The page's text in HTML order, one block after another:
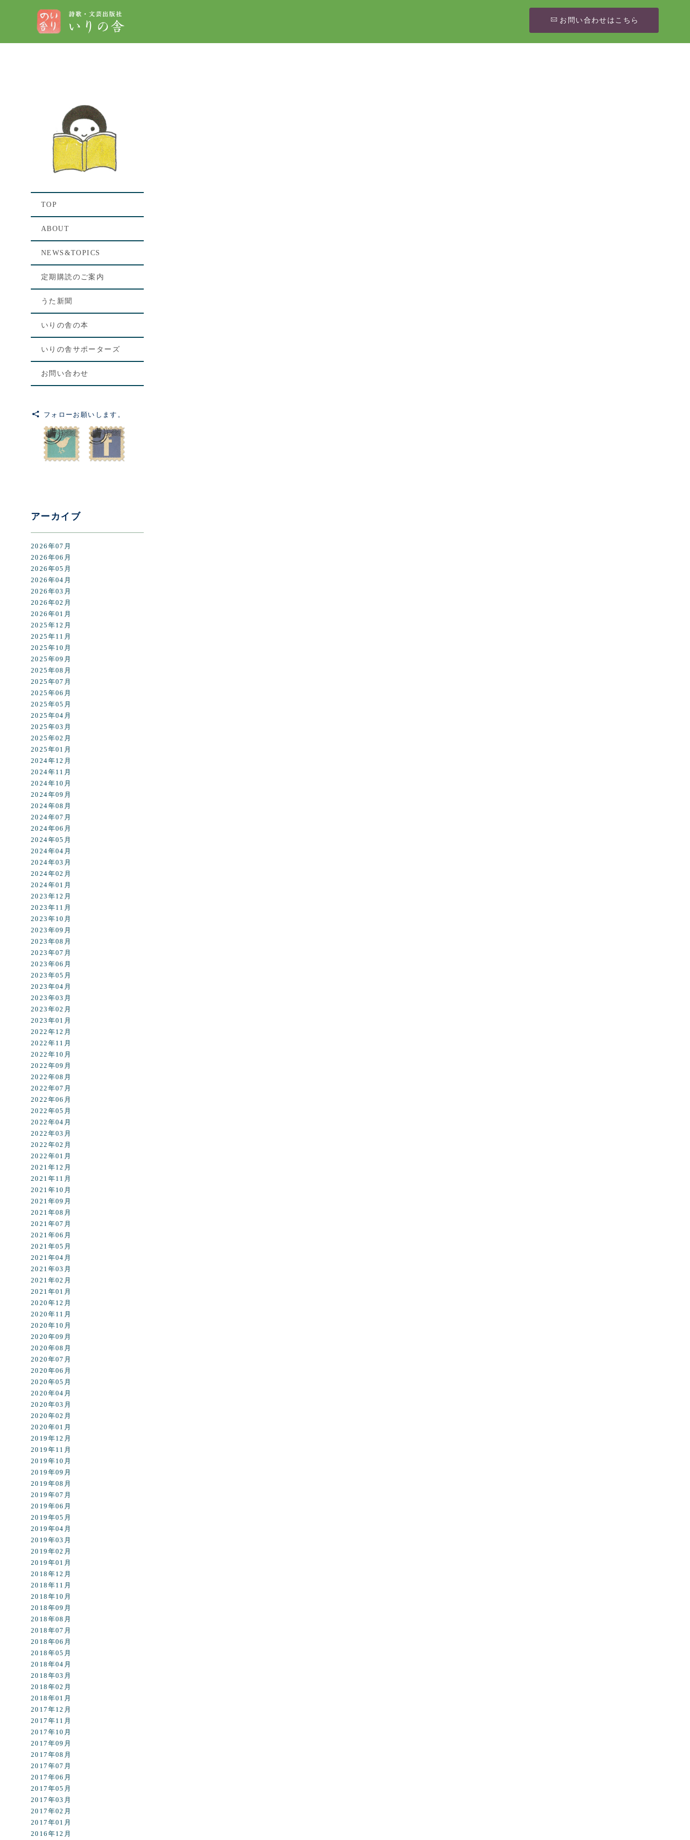
お問い合わせはこちら
TOP
ABOUT
NEWS&TOPICS
定期購読のご案内
うた新聞
いりの舎の本
いりの舎サポーターズ
お問い合わせ
フォローお願いします。
アーカイブ
2026年07月
2026年06月
2026年05月
2026年04月
2026年03月
2026年02月
2026年01月
2025年12月
2025年11月
2025年10月
2025年09月
2025年08月
2025年07月
2025年06月
2025年05月
2025年04月
2025年03月
2025年02月
2025年01月
2024年12月
2024年11月
2024年10月
2024年09月
2024年08月
2024年07月
2024年06月
2024年05月
2024年04月
2024年03月
2024年02月
2024年01月
2023年12月
2023年11月
2023年10月
2023年09月
2023年08月
2023年07月
2023年06月
2023年05月
2023年04月
2023年03月
2023年02月
2023年01月
2022年12月
2022年11月
2022年10月
2022年09月
2022年08月
2022年07月
2022年06月
2022年05月
2022年04月
2022年03月
2022年02月
2022年01月
2021年12月
2021年11月
2021年10月
2021年09月
2021年08月
2021年07月
2021年06月
2021年05月
2021年04月
2021年03月
2021年02月
2021年01月
2020年12月
2020年11月
2020年10月
2020年09月
2020年08月
2020年07月
2020年06月
2020年05月
2020年04月
2020年03月
2020年02月
2020年01月
2019年12月
2019年11月
2019年10月
2019年09月
2019年08月
2019年07月
2019年06月
2019年05月
2019年04月
2019年03月
2019年02月
2019年01月
2018年12月
2018年11月
2018年10月
2018年09月
2018年08月
2018年07月
2018年06月
2018年05月
2018年04月
2018年03月
2018年02月
2018年01月
2017年12月
2017年11月
2017年10月
2017年09月
2017年08月
2017年07月
2017年06月
2017年05月
2017年03月
2017年02月
2017年01月
2016年12月